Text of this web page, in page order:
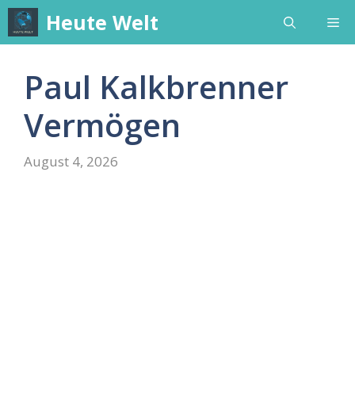
Skip
content
Heute Welt
Paul Kalkbrenner
Vermögen
August 4, 2026